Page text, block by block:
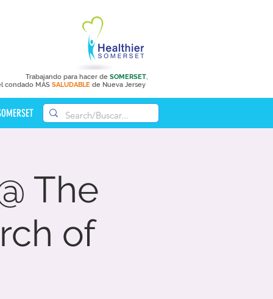
Trabajando para hacer de SOMERSET,
condado MÁS SALUDABLE de Nueva Jersey
The
of